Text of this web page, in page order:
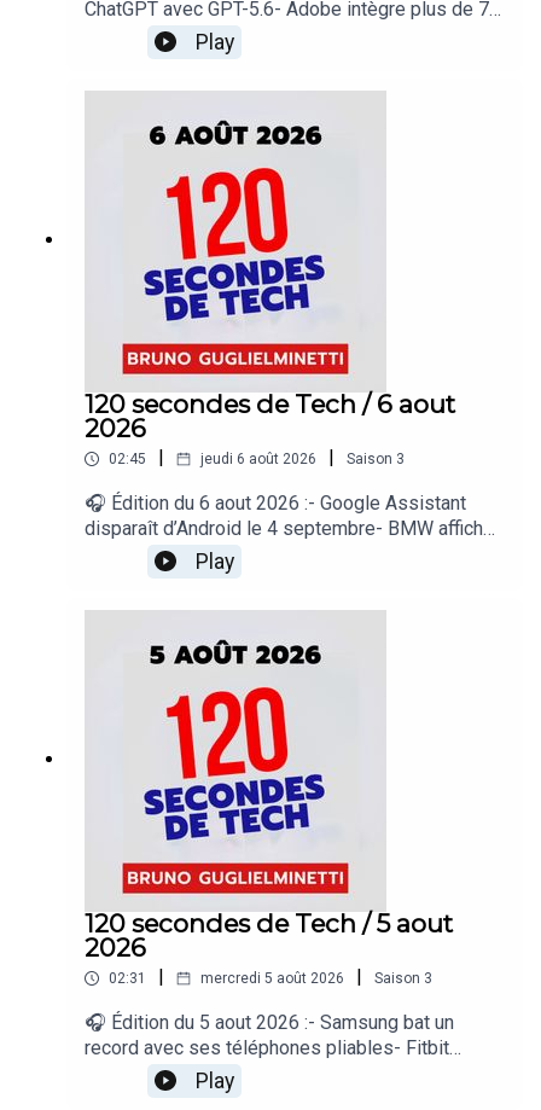
ChatGPT avec GPT-5.6- Adobe intègre plus de 70
outils à ChatGPT- Google déploie « Demander à
Maps » dans 160 pays- Suno veut mieux
identifier la musique créée par IA- Rockstar
secondes de Tech », un regard sur le quotidien de
l’actualité numérique proposé par Bruno
Guglielminetti Découvrez Micrologic.ca
Play
120 secondes de Tech / 6 aout
2026
02:45 jeudi 6 août 2026 Saison 3
🎧 Édition du 6 aout 2026 :- Google Assistant
disparaît d’Android le 4 septembre- BMW affiche
une publicité dans ses véhicules- OnePlus n’a
plus de téléphones à vendre en Amérique du
Nord- Disney ouvre ses personnages aux
les téléphones« 120 secondes de Tech », un
regard sur le quotidien de l’actualité numérique
proposé par Bruno Guglielminetti Découvrez
Micrologic.ca
Play
120 secondes de Tech / 5 aout
2026
02:31 mercredi 5 août 2026 Saison 3
🎧 Édition du 5 aout 2026 :- Samsung bat un
record avec ses téléphones pliables- Fitbit
synchronise enfin ses données avec Apple
Santé- Apple prépare un copier-coller entre
Play